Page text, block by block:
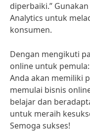
diperbaiki.”
Analytics untuk
konsumen.
Dengan mengikuti
online untuk
Anda akan memiliki
memulai bisnis
belajar dan
untuk meraih
Semoga sukses!